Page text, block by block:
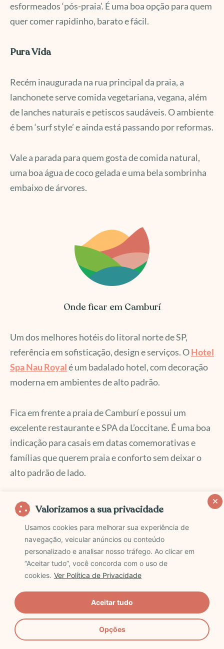
Valorizamos a sua privacidade
Usamos cookies para melhorar sua experiência de
navegação, veicular anúncios ou conteúdo
personalizado e analisar nosso tráfego. Ao clicar em
“Aceitar tudo”, você concorda com o uso de
cookies. Ver Política de Privacidade
Opções
Aceitar tudo
esformeados ‘pós-praia’. É uma boa opção para quem
quer comer rapidinho, barato e fácil.
Pura Vida
Recém inaugurada na rua principal da praia, a
lanchonete serve comida vegetariana, vegana, além
de lanches naturais e petiscos saudáveis. O ambiente
é bem ‘surf style’ e ainda está passando por reformas.
Vale a parada para quem gosta de comida natural,
uma boa água de coco gelada e uma bela sombrinha
embaixo de árvores.
Onde ficar em Camburí
Um dos melhores hotéis do litoral norte de SP,
referência em sofisticação, design e serviços. OHotel
SpaNau Royalé um badalado hotel, com decoração
moderna em ambientes de alto padrão.
Fica em frente a praia de Camburí e possui um
excelente restaurante e SPA da L’occitane. É uma boa
indicação para casais em datas comemorativas e
famílias que querem praia e conforto sem deixar o
alto padrão de lado.